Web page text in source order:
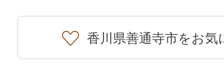
香川県善通寺市をお気